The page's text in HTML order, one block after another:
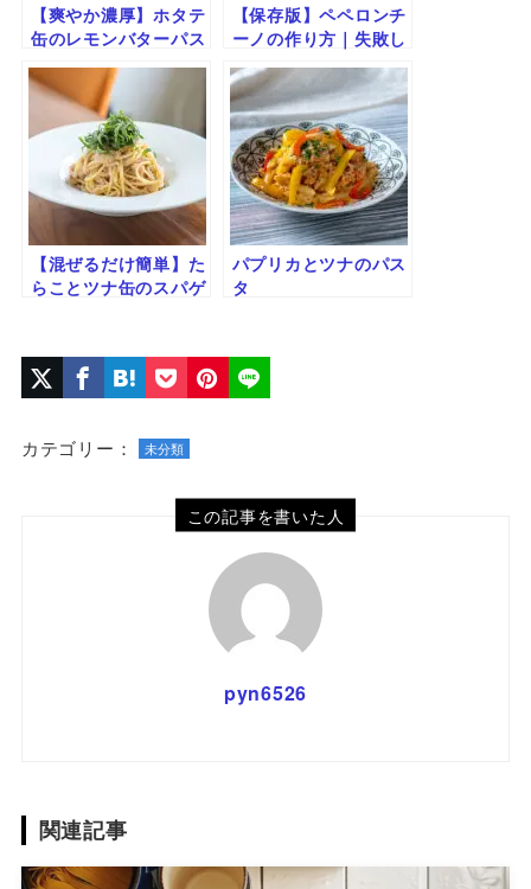
【爽やか濃厚】ホタテ
缶のレモンバターパス
タ｜旨みと香りが広が
る簡単レシピ
【保存版】ペペロンチ
ーノの作り方｜失敗し
ない基本レシピと美味
しく作るコツ
【混ぜるだけ簡単】た
らことツナ缶のスパゲ
パプリカとツナのパス
タ
カテゴリー： 未分類
この記事を書いた人
pyn6526
関連記事